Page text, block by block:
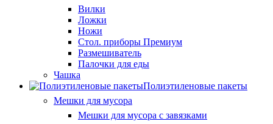
Вилки
Ложки
Ножи
Стол. приборы Премиум
Размешиватель
Палочки для еды
Чашка
Полиэтиленовые пакеты
Мешки для мусора
Мешки для мусора с завязками